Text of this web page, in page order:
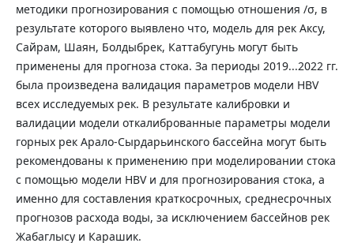
методики прогнозирования с помощью отношения /σ, в
результате которого выявлено что, модель для рек Аксу,
Сайрам, Шаян, Болдыбрек, Каттабугунь могут быть
применены для прогноза стока. За периоды 2019...2022 гг.
была произведена валидация параметров модели HBV
всех исследуемых рек. В результате калибровки и
валидации модели откалиброванные параметры модели
горных рек Арало-Сырдарьинского бассейна могут быть
рекомендованы к применению при моделировании стока
с помощью модели HBV и для прогнозирования стока, а
именно для составления краткосрочных, среднесрочных
прогнозов расхода воды, за исключением бассейнов рек
Жабаглысу и Карашик.